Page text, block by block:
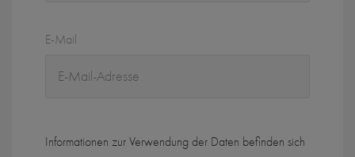
E-Mail
Informationen zur Verwendung der Daten befinden sich